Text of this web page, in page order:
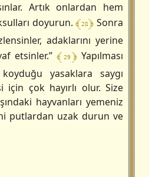
Artık onlardan hem
doyurun.﴾ 28 ﴿ Sonra
adaklarını yerine
etsinler.” ﴾ 29 ﴿ Yapılması
yasaklara saygı
çok hayırlı olur. Size
hayvanları yemeniz
putlardan uzak durun ve